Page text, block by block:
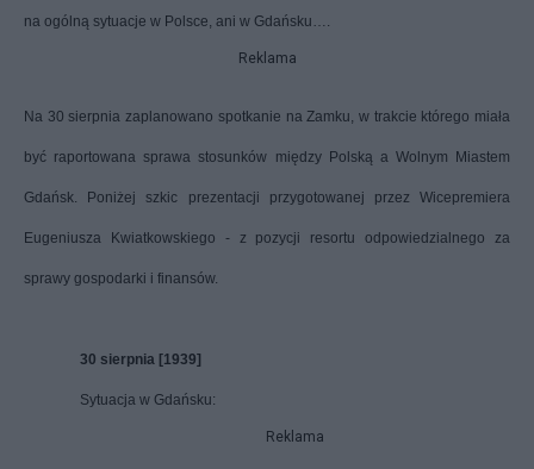
na ogólną sytuacje w Polsce, ani w Gdańsku….
Reklama
Na 30 sierpnia zaplanowano spotkanie na Zamku, w trakcie którego miała
być raportowana sprawa stosunków między Polską a Wolnym Miastem
Gdańsk. Poniżej szkic prezentacji przygotowanej przez Wicepremiera
Eugeniusza Kwiatkowskiego - z pozycji resortu odpowiedzialnego za
sprawy gospodarki i finansów.
30 sierpnia [1939]
Sytuacja w Gdańsku:
Reklama